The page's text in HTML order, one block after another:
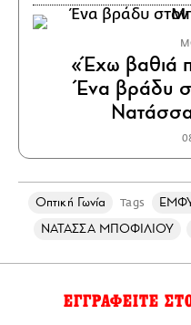
«Έχω βαθιά
Ένα βράδυ
Οπτική Γωνία Tags
ΝΑΤΑΣΣΑ ΜΠΟΦΙΛΙΟΥ
ΕΓΓΡΑΦΕΙΤΕ